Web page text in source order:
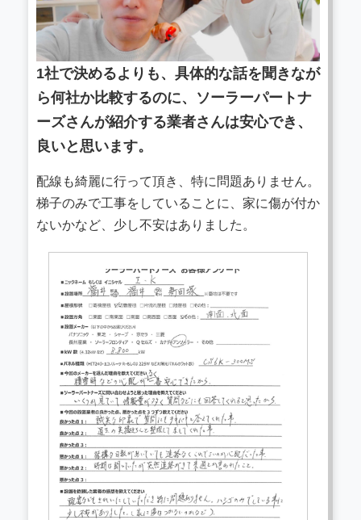
1社で決めるよりも、具体的な話を聞きなが
ら何社か比較するのに、ソーラーパートナ
ーズさんが紹介する業者さんは安心でき、
良いと思います。
配線も綺麗に行って頂き、特に問題ありません。
梯子のみで工事をしていることに、家に傷が付か
ないかなど、少し不安はありました。